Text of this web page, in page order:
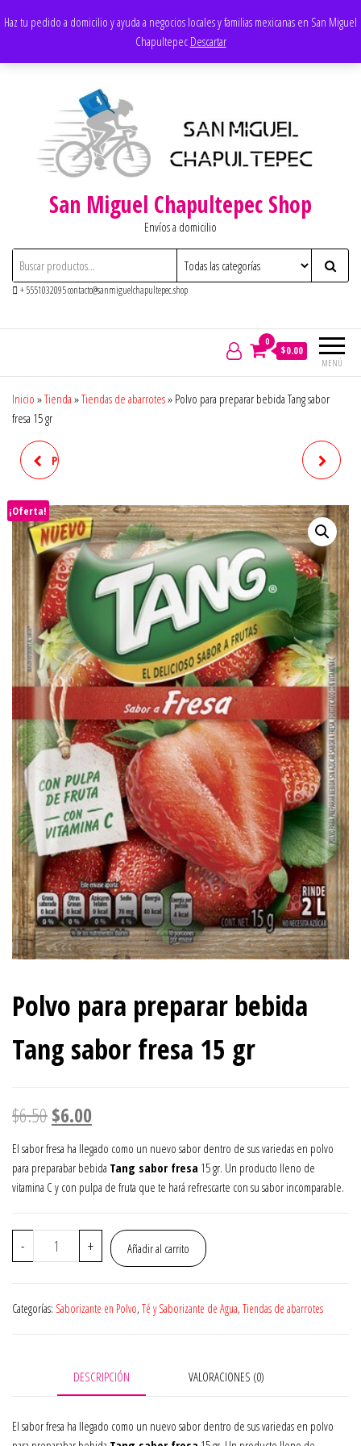
alHaz tu pedido a domicilio y ayuda a negocios locales y familias mexicanas en San Miguel
Chapultepec Descartar
San Miguel Chapultepec Shop
Envíos a domicilio
+ 5551032095 contacto@sanmiguelchapultepec.shop
MENÚ
0
$0.00
Inicio »Tienda »Tiendas de abarrotes» Polvo para preparar bebida Tang sabor
fresa 15 gr
PALETA BROCHA DE SANDÍA
MANDARINA 15GR
¡Oferta!
Polvo para preparar bebida
Tang sabor fresa 15 gr
$6.50El
precio
original
$6.50.
$6.00El
precio
actual
$6.00.
El sabor fresa ha llegado como un nuevo sabor dentro de sus variedas en polvo
para preparabar bebida Tang sabor fresa 15 gr. Un producto lleno de
vitamina C y con pulpa de fruta que te hará refrescarte con su sabor incomparable.
-
Polvo
para
Tang
+ Añadir al carrito
Categorías: Saborizante en Polvo, Té y Saborizante de Agua, Tiendas de abarrotes
DESCRIPCIÓN VALORACIONES (0)
El sabor fresa ha llegado como un nuevo sabor dentro de sus variedas en polvo